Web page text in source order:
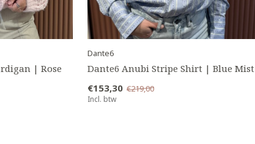
| Rose
Dante6
Dante6 Anubi Stripe Shirt | Blue Mist
€153,30 €219,00
Incl. btw